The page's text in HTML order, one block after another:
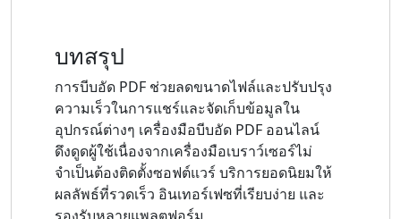
บทสรุป
การบีบอัด PDF ช่วยลดขนาดไฟล์และปรับปรุง
ความเร็วในการแชร์และจัดเก็บข้อมูลใน
อุปกรณ์ต่างๆ เครื่องมือบีบอัด PDF ออนไลน์
ดึงดูดผู้ใช้เนื่องจากเครื่องมือเบราว์เซอร์ไม่
จำเป็นต้องติดตั้งซอฟต์แวร์ บริการยอดนิยมให้
ผลลัพธ์ที่รวดเร็ว อินเทอร์เฟซที่เรียบง่าย และ